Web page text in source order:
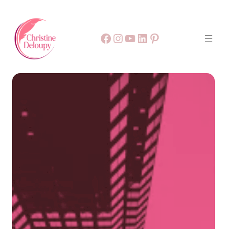
Facebook
559999LinkedIn
Pinterest